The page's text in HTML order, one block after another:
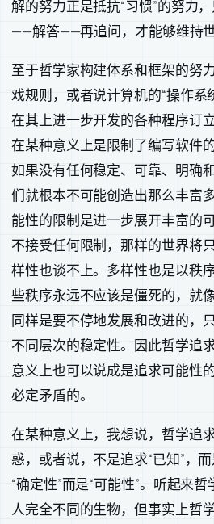
解的努力正是抵抗“习惯”的努力
——解答——再追问，才能够维持世
至于哲学家构建体系和框架的努
戏规则，或者说计算机的“操作系
在其上进一步开发的各种程序订
在某种意义上是限制了编写软件
如果没有任何稳定、可靠、明确
们就根本不可能创造出那么丰富
能性的限制是进一步展开丰富的
不接受任何限制，那样的世界将
样性也谈不上。多样性也是以秩
些秩序永远不应该是僵死的，就
同样是要不停地发展和改进的，
不同层次的稳定性。因此哲学追
意义上也可以说成是追求可能性
必定矛盾的。
在某种意义上，我想说，哲学追
惑，或者说，不是追求“已知”，
“确定性”而是“可能性”。听起来
人完全不同的生物，但事实上哲